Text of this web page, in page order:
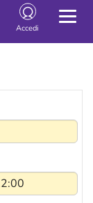
Accedi